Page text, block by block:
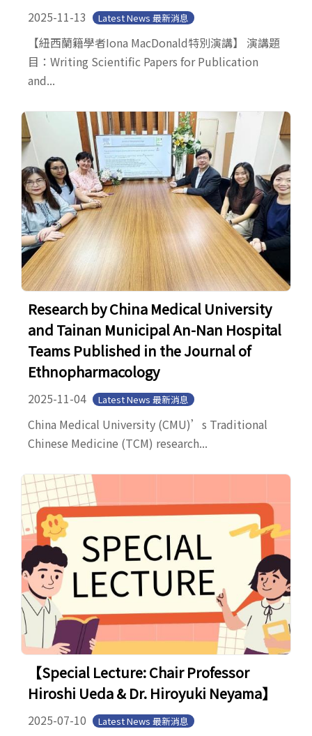
2025-11-13 Latest News 最新消息
【紐西蘭籍學者Iona MacDonald特別演講】 演講題
目：Writing Scientific Papers for Publication
and...
Research by China Medical University
and Tainan Municipal An-Nan Hospital
Teams Published in the Journal of
Ethnopharmacology
2025-11-04 Latest News 最新消息
China Medical University (CMU)’s Traditional
Chinese Medicine (TCM) research...
【Special Lecture: Chair Professor
Hiroshi Ueda & Dr. Hiroyuki Neyama】
2025-07-10 Latest News 最新消息